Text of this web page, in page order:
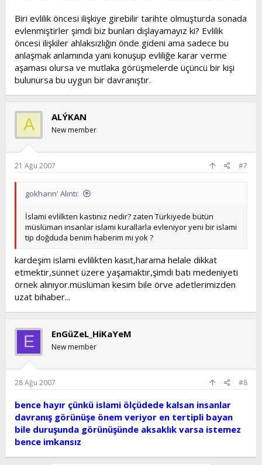
Biri evlilik öncesi ilişkiye girebilir tarihte olmuşturda sonada
evlenmiştirler şimdi biz bunları dışlayamayız ki? Evlilik
öncesi ilişkiler ahlaksızlığın önde gideni ama sadece bu
anlaşmak anlamında yani konuşup evliliğe karar verme
aşaması olursa ve mutlaka görüşmelerde üçüncü bir kişi
bulunursa bu uygun bir davranıştır.
A ALÝKAN
New member
21 Ağu 2007 #7
gokhann' Alıntı:
İslami evlilkten kastınız nedir? zaten Türkiyede bütün
müslüman insanlar islami kurallarla evleniyor yeni bir islami
tip doğduda benim haberim mi yok ?
kardeşim islami evlilikten kasıt,harama helale dikkat
etmektir,sünnet üzere yaşamaktır,şimdi batı medeniyeti
örnek alınıyor.müslüman kesim bile örve adetlerimizden
uzat bihaber...
E EnGüZeL_HiKaYeM
New member
28 Ağu 2007 #8
bence hayır çünkü islami ölçüdede kalsan insanlar
davranış görünüşe önem veriyor en tertipli bayan
bile duruşunda görünüşünde aksaklık varsa istemez
bence imkansız